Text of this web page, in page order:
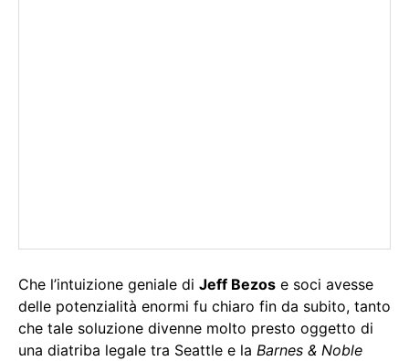
Che l’intuizione geniale di Jeff Bezos e soci avesse
delle potenzialità enormi fu chiaro fin da subito, tanto
che tale soluzione divenne molto presto oggetto di
una diatriba legale tra Seattle e la Barnes & Noble